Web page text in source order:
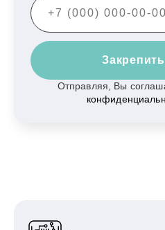
Отправляя, Вы